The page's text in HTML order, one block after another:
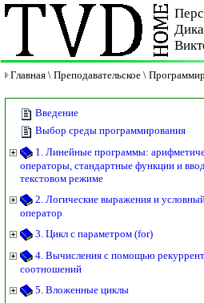
Главная \ Преподавательское \
Введение
Выбор среды программирования
1. Линейные программы:
операторы, стандартные функции и
текстовом режиме
2. Логические выражения и
оператор
3. Цикл с параметром (for)
4. Вычисления с помощью
соотношений
5. Вложенные циклы